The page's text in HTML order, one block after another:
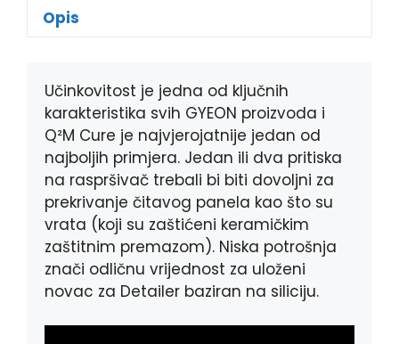
e
b
k
s
e
r
p
Opis
Učinkovitost je jedna od ključnih
karakteristika svih GYEON proizvoda i
Q²M Cure je najvjerojatnije jedan od
najboljih primjera. Jedan ili dva pritiska
na raspršivač trebali bi biti dovoljni za
prekrivanje čitavog panela kao što su
vrata (koji su zaštićeni keramičkim
zaštitnim premazom). Niska potrošnja
znači odličnu vrijednost za uloženi
novac za Detailer baziran na siliciju.